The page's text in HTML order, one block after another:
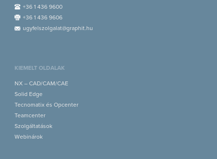
+36 1 436 9600
+36 1 436 9606
ugyfelszolgalat@graphit.hu
KIEMELT OLDALAK
NX – CAD/CAM/CAE
Solid Edge
Tecnomatix és Opcenter
Teamcenter
Szolgáltatások
Webinárok